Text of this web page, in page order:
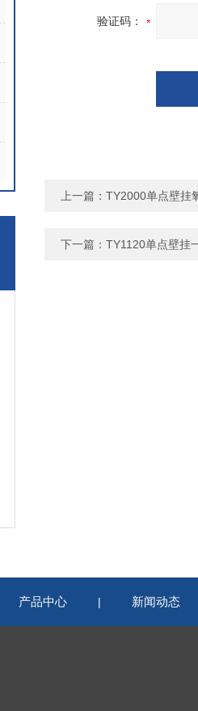
验证码：
上一篇： TY2000单点壁挂
下一篇： TY1120单点壁挂
产品中心 | 新闻动态